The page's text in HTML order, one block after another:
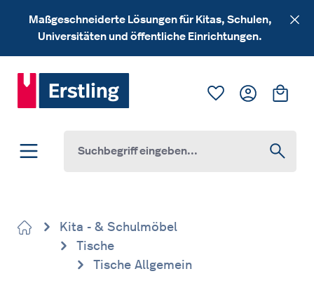
Zum Hauptinhalt springen
Maßgeschneiderte Lösungen für Kitas, Schulen,
Universitäten und öffentliche Einrichtungen.
Du hast 0
Kita - & Schulmöbel
Tische
Tische Allgemein